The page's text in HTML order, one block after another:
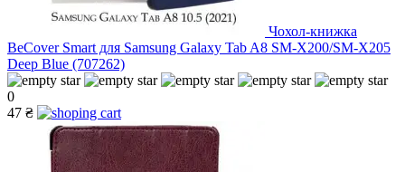
Чохол-книжка
BeCover Smart для Samsung Galaxy Tab A8 SM-X200/SM-X205
Deep Blue (707262)
0
47 ₴